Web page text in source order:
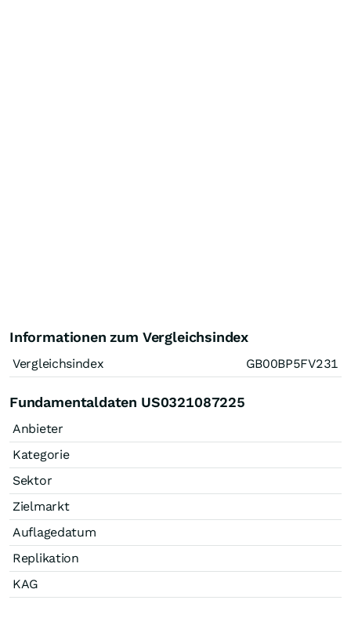
Informationen zum Vergleichsindex
Vergleichsindex GB00BP5FV231
Fundamentaldaten US0321087225
Anbieter
Kategorie
Sektor
Zielmarkt
Auflagedatum
Replikation
KAG